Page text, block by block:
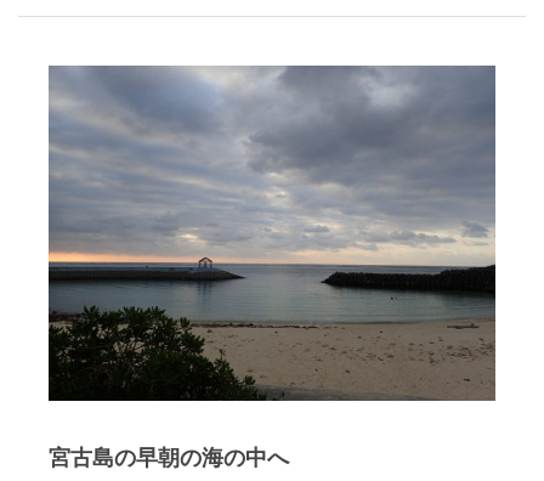
宮古島の早朝の海の中へ